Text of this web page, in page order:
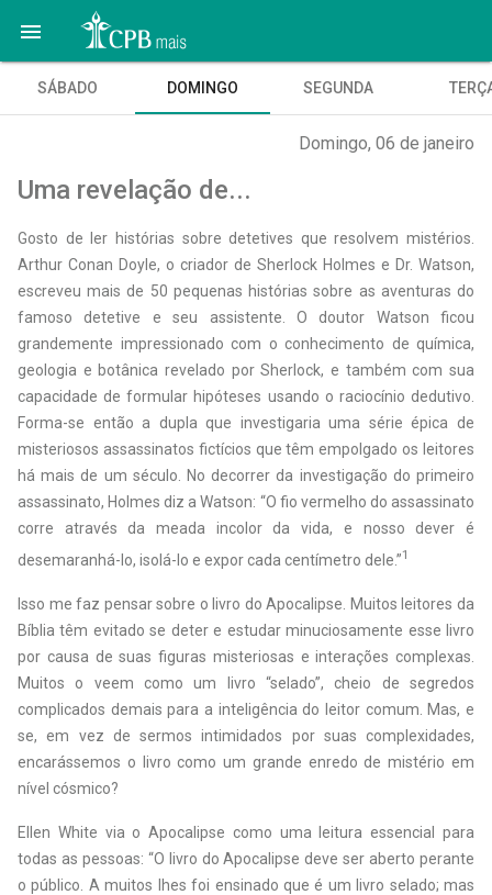

SÁBADO DOMINGO SEGUNDA
Domingo, 06 de janeiro
Uma revelação de...
Gosto de ler histórias sobre detetives que resolvem mistérios.
Arthur Conan Doyle, o criador de Sherlock Holmes e Dr. Watson,
escreveu mais de 50 pequenas histórias sobre as aventuras do
famoso detetive e seu assistente. O doutor Watson ficou
grandemente impressionado com o conhecimento de química,
geologia e botânica revelado por Sherlock, e também com sua
capacidade de formular hipóteses usando o raciocínio dedutivo.
Forma-se então a dupla que investigaria uma série épica de
misteriosos assassinatos fictícios que têm empolgado os leitores
há mais de um século. No decorrer da investigação do primeiro
assassinato, Holmes diz a Watson: “O fio vermelho do assassinato
corre através da meada incolor da vida, e nosso dever é
desemaranhá-lo, isolá-lo e expor cada centímetro dele.”1
Isso me faz pensar sobre o livro do Apocalipse. Muitos leitores da
Bíblia têm evitado se deter e estudar minuciosamente esse livro
por causa de suas figuras misteriosas e interações complexas.
Muitos o veem como um livro “selado”, cheio de segredos
complicados demais para a inteligência do leitor comum. Mas, e
se, em vez de sermos intimidados por suas complexidades,
encarássemos o livro como um grande enredo de mistério em
nível cósmico?
Ellen White via o Apocalipse como uma leitura essencial para
todas as pessoas: “O livro do Apocalipse deve ser aberto perante
o público. A muitos lhes foi ensinado que é um livro selado; mas